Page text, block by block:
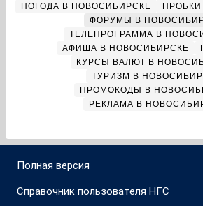
ПОГОДА В НОВОСИБИРСКЕ
ФОРУМЫ В
ТЕЛЕПРОГРАММА В
АФИША В НОВОСИБИРСКЕ
КУРСЫ ВАЛЮТ В
ТУРИЗМ В
ПРОМОКОДЫ В
РЕКЛАМА В
Полная версия
Справочник пользователя НГС